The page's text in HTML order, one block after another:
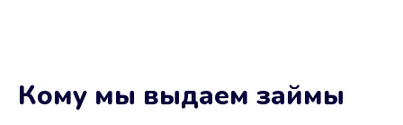
Кому мы выдаем займы